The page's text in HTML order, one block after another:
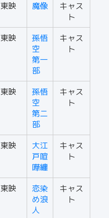
東映 魔像
キャス
ト
東映
孫悟
空
第一
部
キャス
ト
東映
孫悟
空
第二
部
キャス
ト
東映
大江
戸喧
嘩纏
キャス
ト
東映
恋染
め浪
人
キャス
ト